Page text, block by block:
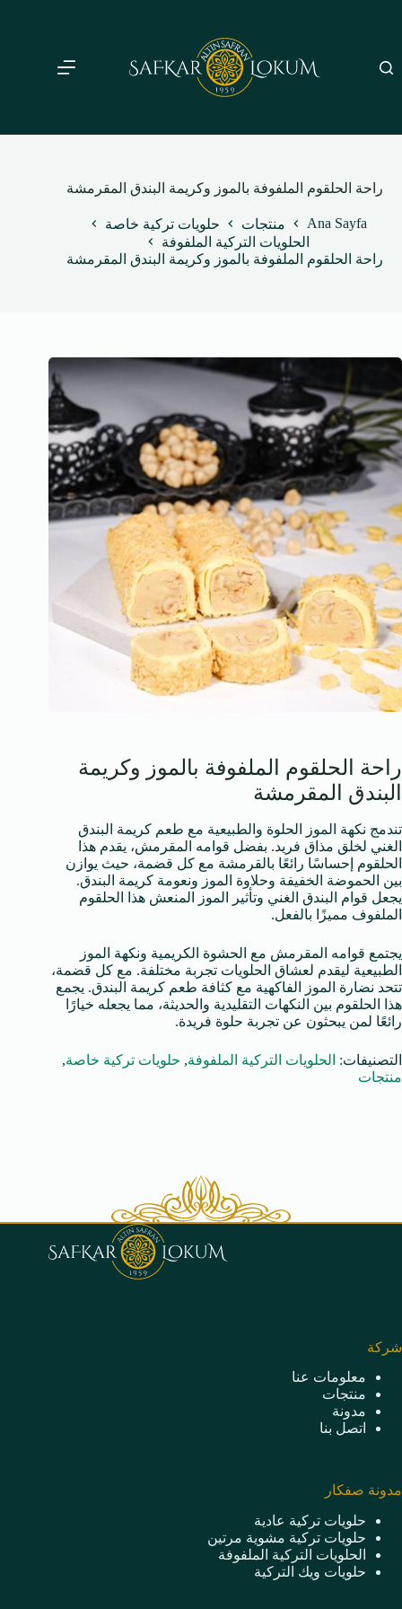
راحة الحلقوم الملفوفة بالموز وكريمة البندق المقرمشة
Ana Sayfa منتجات
حلويات تركية خاصة
الحلويات التركية الملفوفة
راحة الحلقوم الملفوفة بالموز وكريمة البندق المقرمشة
راحة الحلقوم الملفوفة بالموز وكريمة
البندق المقرمشة
تندمج نكهة الموز الحلوة والطبيعية مع طعم كريمة البندق
الغني لخلق مذاق فريد. بفضل قوامه المقرمش، يقدم هذا
الحلقوم إحساسًا رائعًا بالقرمشة مع كل قضمة، حيث يوازن
بين الحموضة الخفيفة وحلاوة الموز ونعومة كريمة البندق.
يجعل قوام البندق الغني وتأثير الموز المنعش هذا الحلقوم
الملفوف مميزًا بالفعل.
يجتمع قوامه المقرمش مع الحشوة الكريمية ونكهة الموز
الطبيعية ليقدم لعشاق الحلويات تجربة مختلفة. مع كل قضمة،
تتحد نضارة الموز الفاكهية مع كثافة طعم كريمة البندق. يجمع
هذا الحلقوم بين النكهات التقليدية والحديثة، مما يجعله خيارًا
رائعًا لمن يبحثون عن تجربة حلوة فريدة.
التصنيفات: الحلويات التركية الملفوفة, حلويات تركية خاصة,
منتجات
شركة
معلومات عنا
منتجات
مدونة
اتصل بنا
مدونة صفكار
حلويات تركية عادية
حلويات تركية مشوية مرتين
الحلويات التركية الملفوفة
حلويات ويك التركية